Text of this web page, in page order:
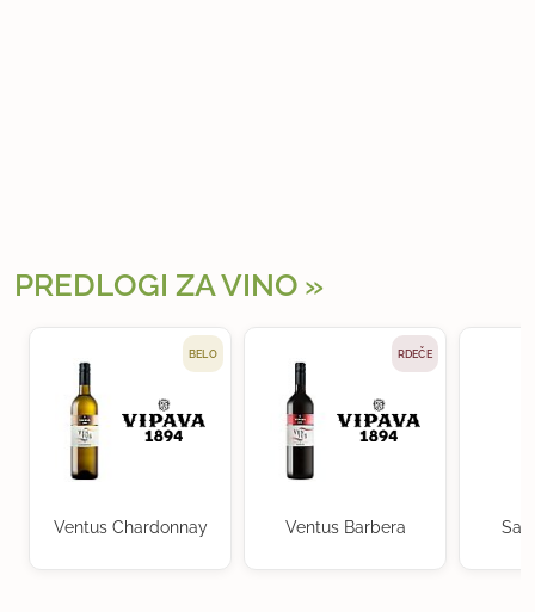
PREDLOGI ZA VINO
BELO
Ventus Chardonnay
RDEČE
Ventus Barbera